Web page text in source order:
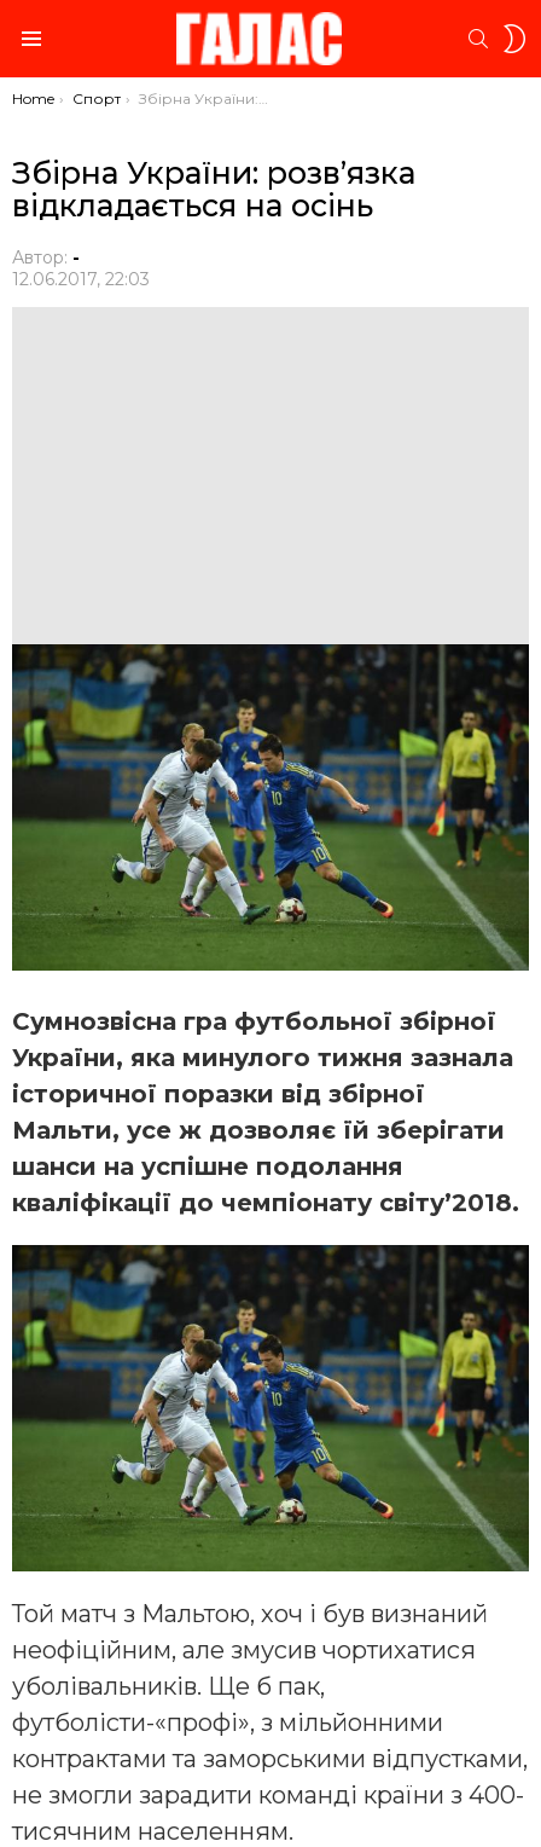
You are here:
Home Спорт Збірна України: розв’язка відкладається на осінь
Збірна України: розв’язка
відкладається на осінь
Автор: -
12.06.2017, 22:03
Сумнозвісна гра футбольної збірної
України, яка минулого тижня зазнала
історичної поразки від збірної
Мальти, усе ж дозволяє їй зберігати
шанси на успішне подолання
кваліфікації до чемпіонату світу’2018.
Той матч з Мальтою, хоч і був визнаний
неофіційним, але змусив чортихатися
уболівальників. Ще б пак,
футболісти-«профі», з мільйонними
контрактами та заморськими відпустками,
не змогли зарадити команді країни з 400-
тисячним населенням.